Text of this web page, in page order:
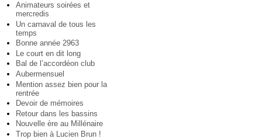
Animateurs soirées et
mercredis
Un carnaval de tous les
temps
Bonne année 2963
Le court en dit long
Bal de l’accordéon club
Aubermensuel
Mention assez bien pour la
rentrée
Devoir de mémoires
Retour dans les bassins
Nouvelle ère au Millénaire
Trop bien à Lucien Brun !